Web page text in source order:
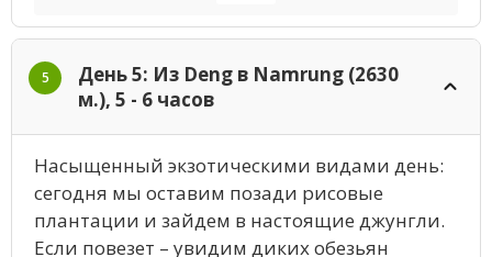
5
День 5: Из Deng в Namrung (2630
м.), 5 - 6 часов
Насыщенный экзотическими видами день:
сегодня мы оставим позади рисовые
плантации и зайдем в настоящие джунгли.
Если повезет – увидим диких обезьян